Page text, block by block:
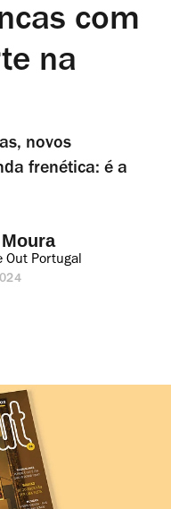
com
na
novos
frenética: é a
Out Portugal